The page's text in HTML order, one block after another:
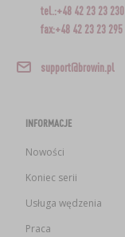
tel.:+48 42 23 23 230
fax:+48 42 23 23 295
support@browin.pl
INFORMACJE
Nowości
Koniec serii
Usługa wędzenia
Praca